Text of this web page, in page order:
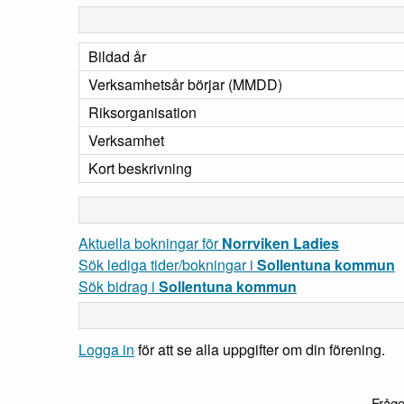
Bildad år
Verksamhetsår börjar (MMDD)
Riksorganisation
Verksamhet
Kort beskrivning
Aktuella bokningar förNorrviken Ladies
Sök lediga tider/bokningar i Sollentuna kommun
Sök bidrag i Sollentuna kommun
Logga in för att se alla uppgifter om din förening.